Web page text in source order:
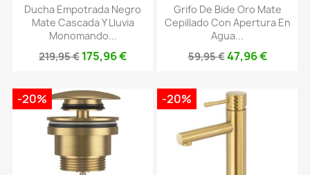
Ducha Empotrada Negro
Mate Cascada Y Lluvia
Monomando...
219,95 € 175,96 €
Grifo De Bide Oro Mate
Cepillado Con Apertura En
Agua...
59,95 €47,96 €
-20% -20%